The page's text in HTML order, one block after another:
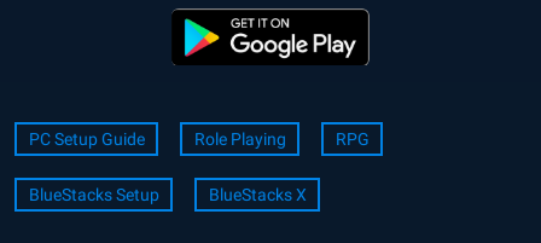
PC Setup Guide Role Playing RPG
BlueStacks Setup BlueStacks X